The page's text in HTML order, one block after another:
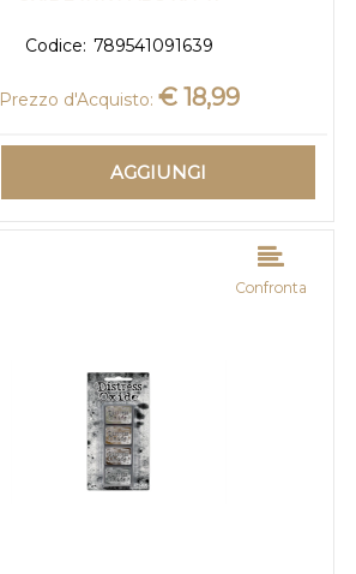
Codice: 789541091639
Prezzo d'Acquisto: € 18,99
AGGIUNGI
Confronta